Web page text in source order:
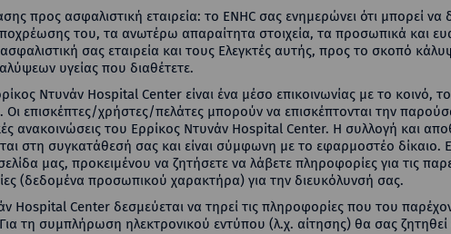
προς ασφαλιστική εταιρεία: το ENHC σας ενημερώνει ότι μπορεί
του, τα ανωτέρω απαραίτητα στοιχεία, τα προσωπικά και
σας εταιρεία και τους Ελεγκτές αυτής, προς το σκοπό
υγείας που διαθέτετε.
Ντυνάν Hospital Center είναι ένα μέσο επικοινωνίας με το κοινό,
επισκέπτες/χρήστες/πελάτες μπορούν να επισκέπτονται την
ανακοινώσεις του Ερρίκος Ντυνάν Hospital Center. Η συλλογή και
στη συγκατάθεσή σας και είναι σύμφωνη με το εφαρμοστέο
μας, προκειμένου να ζητήσετε να λάβετε πληροφορίες για τις
(δεδομένα προσωπικού χαρακτήρα) για την διευκόλυνσή σας.
Hospital Center δεσμεύεται να τηρεί τις πληροφορίες που του
τη συμπλήρωση ηλεκτρονικού εντύπου (λ.χ. αίτησης) θα σας